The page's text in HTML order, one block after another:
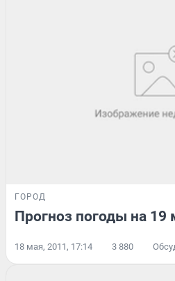
ГОРОД
Прогноз погоды на 19
18 мая, 2011, 17:14 3 880